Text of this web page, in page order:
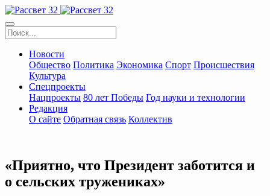
Новости
Общество Политика Экономика Спорт Происшествия
Культура
Спецпроекты
Нацпроекты 80 лет Победы Год науки и технологии
Редакция
О сайте Обратная связь Коллектив
«Приятно, что Президент заботится и
о сельских тружениках»